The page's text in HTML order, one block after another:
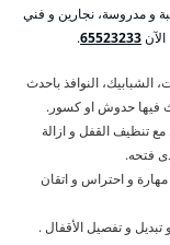
و مدروسة، نجارين و فني
65523233
.
الشبابيك، النوافذ باحدث
فيها حدوش او كسور.
تنظيف القفل و ازالة
فتحه.
و احتراس و اتقان
و تفصيل الأقفال .